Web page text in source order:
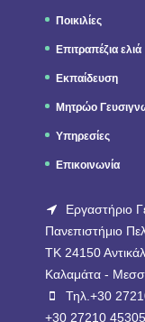
Ποικιλίες
Επιτραπέζια ελιά
Εκπαίδευση
Μητρώο
Υπηρεσίες
Επικοινωνία
Εργαστήριο
Πανεπιστήμιο
ΤΚ 24150
Καλαμάτα -
Τηλ.+30
+30 27210 45305